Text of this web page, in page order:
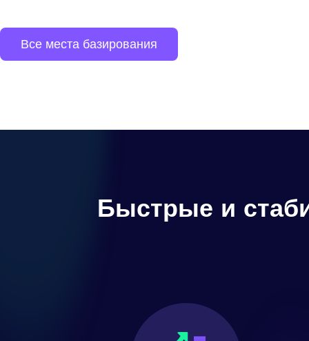
Все места базирования
Быстрые и